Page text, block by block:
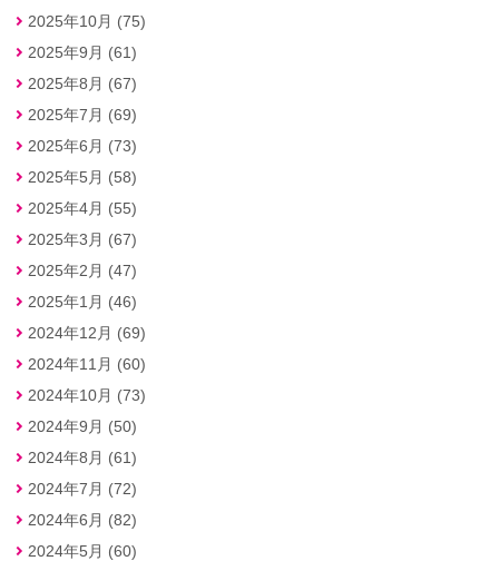
2025年10月 (75)
2025年9月 (61)
2025年8月 (67)
2025年7月 (69)
2025年6月 (73)
2025年5月 (58)
2025年4月 (55)
2025年3月 (67)
2025年2月 (47)
2025年1月 (46)
2024年12月 (69)
2024年11月 (60)
2024年10月 (73)
2024年9月 (50)
2024年8月 (61)
2024年7月 (72)
2024年6月 (82)
2024年5月 (60)